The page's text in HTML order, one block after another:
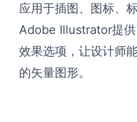
应用于插图、图标、
Adobe Illustrator提
效果选项，让设计师
的矢量图形。